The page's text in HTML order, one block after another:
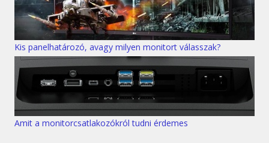
Kis panelhatározó, avagy milyen monitort válasszak?
Amit a monitorcsatlakozókról tudni érdemes